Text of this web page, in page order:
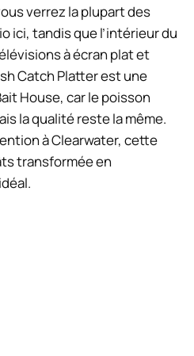
verrez la plupart des
ici, tandis que l’intérieur du
à écran plat et
Catch Platter est une
House, car le poisson
la qualité reste la même.
à Clearwater, cette
transformée en